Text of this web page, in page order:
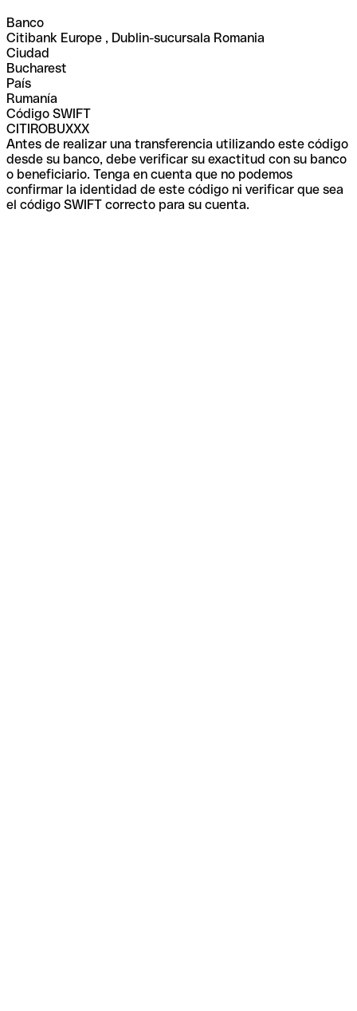
Banco
Citibank Europe , Dublin-sucursala Romania
Ciudad
Bucharest
País
Rumanía
Código SWIFT
CITIROBUXXX
Antes de realizar una transferencia utilizando este código
desde su banco, debe verificar su exactitud con su banco
o beneficiario. Tenga en cuenta que no podemos
confirmar la identidad de este código ni verificar que sea
el código SWIFT correcto para su cuenta.